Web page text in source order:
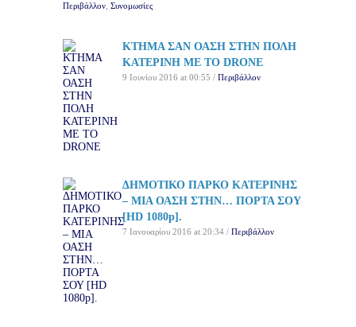
Περιβάλλον Συνομωσίες
ΚΤΗΜΑ ΣΑΝ ΟΑΣΗ ΣΤΗΝ ΠΟΛΗ
ΚΑΤΕΡΙΝΗ ΜΕ ΤΟ DRONE
9 Ιουνίου 2016 at 00:55 / Περιβάλλον
ΔΗΜΟΤΙΚΟ ΠΑΡΚΟ ΚΑΤΕΡΙΝΗΣ
– ΜΙΑ ΟΑΣΗ ΣΤΗΝ… ΠΟΡΤΑ ΣΟΥ
[HD 1080p].
7 Ιανουαρίου 2016 at 20:34 / Περιβάλλον